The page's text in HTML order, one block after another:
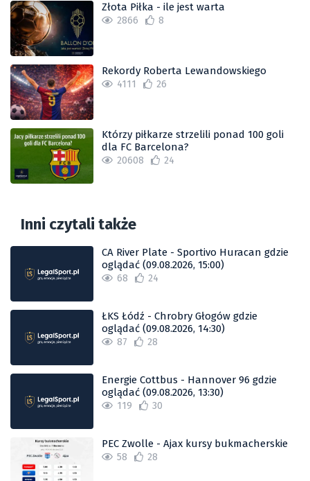
Złota Piłka - ile jest warta
2866 8
Rekordy Roberta Lewandowskiego
4111 26
Którzy piłkarze strzelili ponad 100 goli
dla FC Barcelona?
20608 24
Inni czytali także
CA River Plate - Sportivo Huracan gdzie
oglądać (09.08.2026, 15:00)
68 24
ŁKS Łódź - Chrobry Głogów gdzie
oglądać (09.08.2026, 14:30)
87 28
Energie Cottbus - Hannover 96 gdzie
oglądać (09.08.2026, 13:30)
119 30
PEC Zwolle - Ajax kursy bukmacherskie
58 28